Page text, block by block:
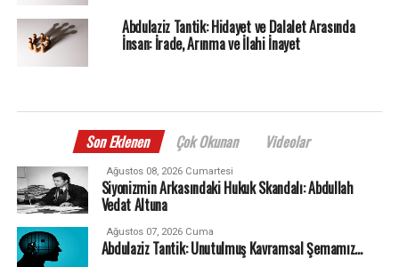
Abdulaziz Tantik: Hidayet ve Dalalet Arasında
İnsan: İrade, Arınma ve İlahi İnayet
Son Eklenen Çok Okunan Videolar
Ağustos 08, 2026 Cumartesi
Siyonizmin Arkasındaki Hukuk Skandalı: Abdullah
Vedat Altuna
Ağustos 07, 2026 Cuma
Abdulaziz Tantik: Unutulmuş Kavramsal Şemamız…